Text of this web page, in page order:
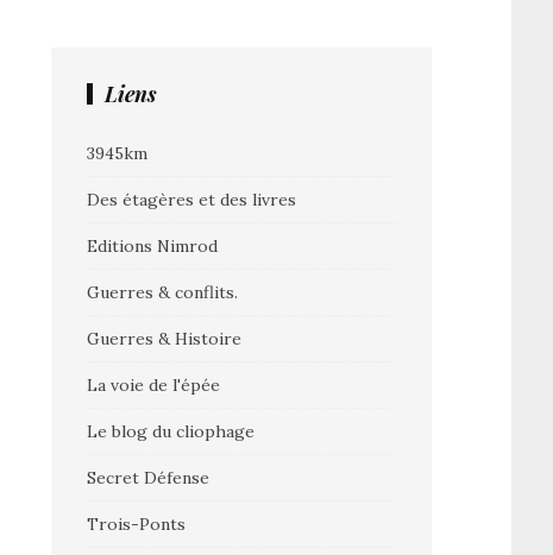
Liens
3945km
Des étagères et des livres
Editions Nimrod
Guerres & conflits.
Guerres & Histoire
La voie de l'épée
Le blog du cliophage
Secret Défense
Trois-Ponts